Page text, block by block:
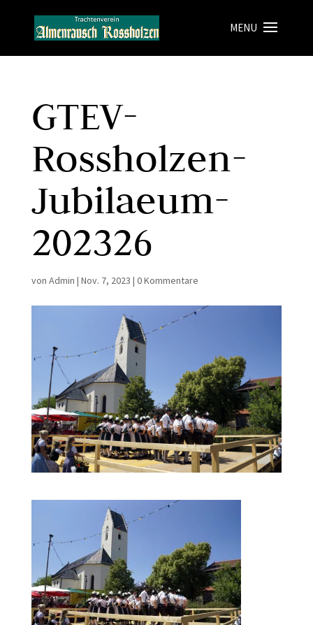
GTEV-
Rossholzen-
Jubilaeum-
202326
von Admin | Nov. 7, 2023 | 0 Kommentare